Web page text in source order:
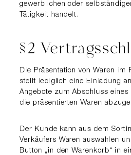
gewerblichen oder
Tätigkeit handelt.
§2
Die Präsentation von Waren im
stellt lediglich eine Einladung
An­gebote zum Abschluss eines
die präsentierten Waren
Der Kunde kann aus dem
Verkäufers Waren aus­wählen
Button „in den Warenkorb“ in